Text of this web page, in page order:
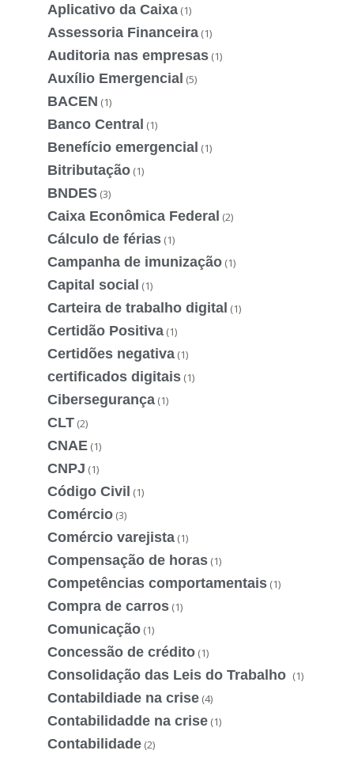
Aplicativo da Caixa (1)
Assessoria Financeira (1)
Auditoria nas empresas (1)
Auxílio Emergencial (5)
BACEN (1)
Banco Central (1)
Benefício emergencial (1)
Bitributação (1)
BNDES (3)
Caixa Econômica Federal (2)
Cálculo de férias (1)
Campanha de imunização (1)
Capital social (1)
Carteira de trabalho digital (1)
Certidão Positiva (1)
Certidões negativa (1)
certificados digitais (1)
Cibersegurança (1)
CLT (2)
CNAE (1)
CNPJ (1)
Código Civil (1)
Comércio (3)
Comércio varejista (1)
Compensação de horas (1)
Competências comportamentais (1)
Compra de carros (1)
Comunicação (1)
Concessão de crédito (1)
Consolidação das Leis do Trabalho (1)
Contabildiade na crise (4)
Contabilidadde na crise (1)
Contabilidade (2)